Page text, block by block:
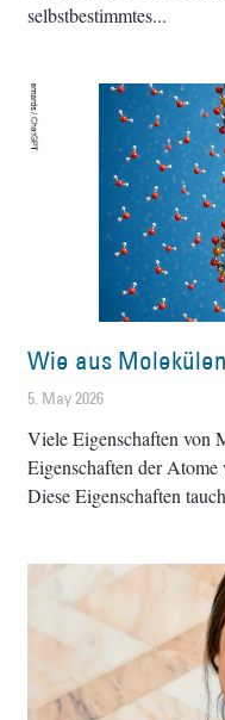
selbstbestimmtes
Wie aus
5. May 2026
Viele Eigenschaften von
Eigenschaften der Atome
Diese Eigenschaften